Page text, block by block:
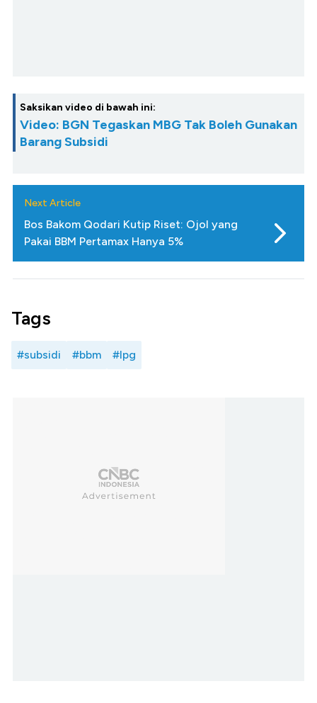
Saksikan video di bawah ini:
Video: BGN Tegaskan MBG Tak Boleh Gunakan
Barang Subsidi
Next Article
Bos Bakom Qodari Kutip Riset: Ojol yang
Pakai BBM Pertamax Hanya 5%
Tags
#subsidi #bbm #lpg